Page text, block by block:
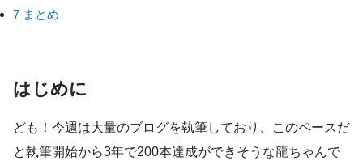
7 まとめ
はじめに
ども！今週は大量のブログを執筆しており、このペースだ
と執筆開始から3年で200本達成ができそうな龍ちゃんで